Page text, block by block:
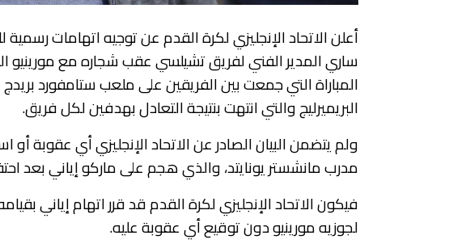
أعلن الاتحاد الإنجليزي لكرة القدم عن توجيه اتهامات
ساري المدير الفني لفريق تشيلسي عقب شجاره مع مورينيو
المباراة التي جمعت بين الفريقين على ملعب ستامفورد
البريميرليج والتي انتهت بنتيجة التعادل بهدفين لكل فريق.
ولم يتضمن البيان الصادر عن الاتحاد الإنجليزي أي عقوبة أو
مدرب مانشستر يونايتد، والذي هجم على ماركو إياني بعد
فيكون الاتحاد الإنجليزي لكرة القدم قد قرر اتهام إياني
لجوزيه مورينيو دون توقيع أي عقوبة عليه.